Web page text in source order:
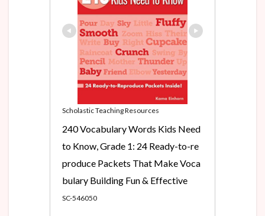
Scholastic Teaching Resources
240 Vocabulary Words Kids Need
to Know, Grade 1: 24 Ready-to-re
produce Packets That Make Voca
bulary Building Fun & Effective
SC-546050